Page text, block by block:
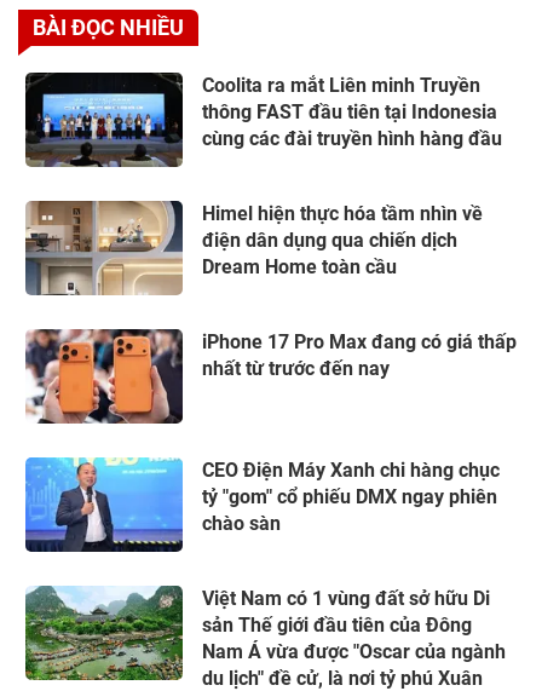
BÀI ĐỌC NHIỀU
Coolita ra mắt Liên minh Truyền
thông FAST đầu tiên tại Indonesia
cùng các đài truyền hình hàng đầu
Himel hiện thực hóa tầm nhìn về
điện dân dụng qua chiến dịch
Dream Home toàn cầu
iPhone 17 Pro Max đang có giá thấp
nhất từ trước đến nay
CEO Điện Máy Xanh chi hàng chục
tỷ "gom" cổ phiếu DMX ngay phiên
chào sàn
Việt Nam có 1 vùng đất sở hữu Di
sản Thế giới đầu tiên của Đông
Nam Á vừa được "Oscar của ngành
du lịch" đề cử, là nơi tỷ phú Xuân